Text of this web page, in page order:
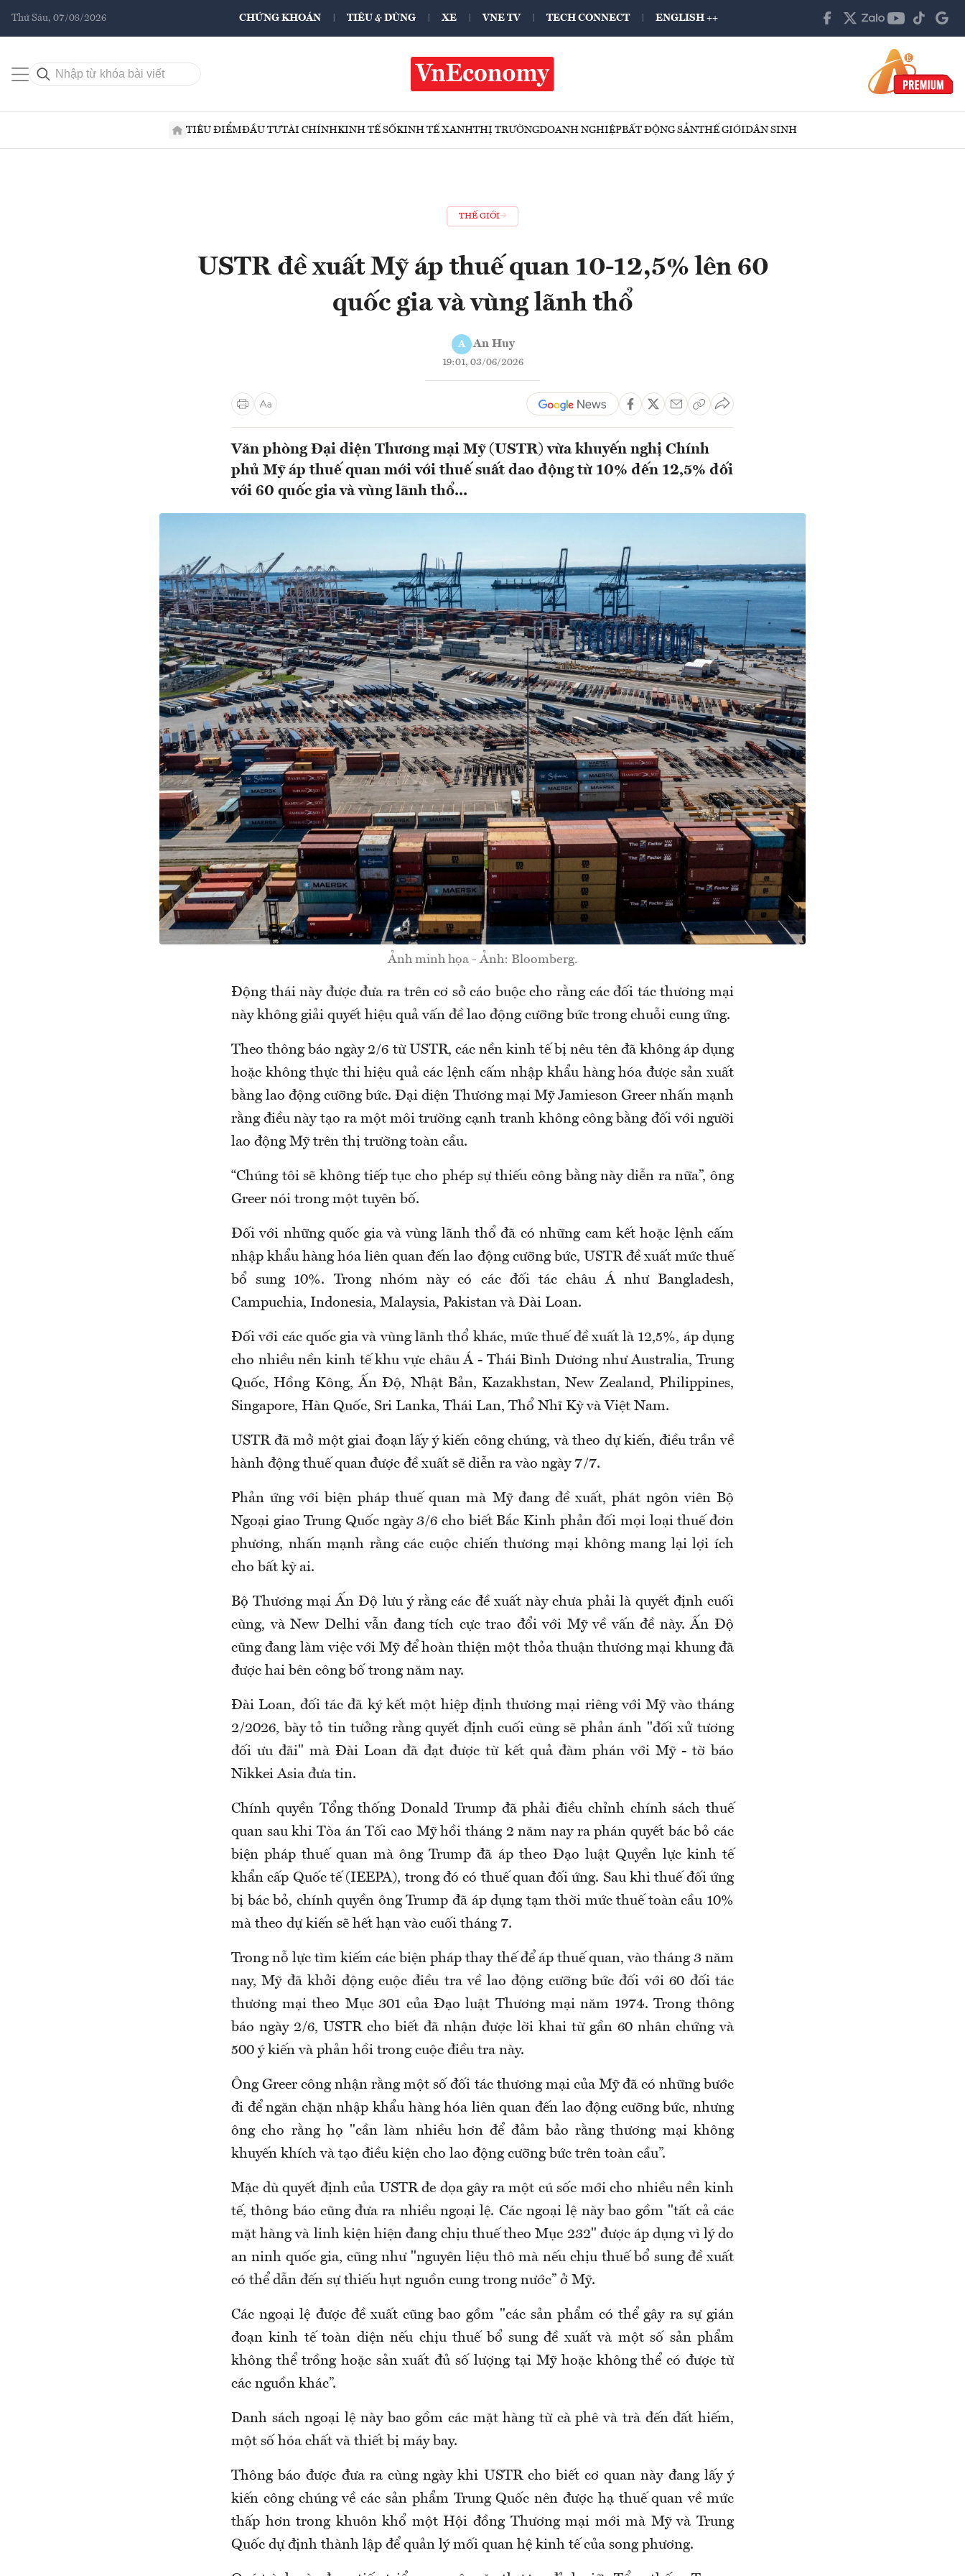
Thứ Sáu, 07/08/2026 CHỨNG KHOÁN TIÊU & DÙNG XE VNE TV TECH CONNECT ENGLISH ++
TIÊU ĐIỂMĐẦU TƯTÀI CHÍNHKINH TẾ SỐKINH TẾ XANHTHỊ TRƯỜNGDOANH NGHIỆPBẤT ĐỘNG SẢNTHẾ GIỚIDÂN SINH
THẾ GIỚI
USTR đề xuất Mỹ áp thuế quan 10-12,5% lên 60
quốc gia và vùng lãnh thổ
A An Huy
19:01, 03/06/2026
Văn phòng Đại diện Thương mại Mỹ (USTR) vừa khuyến nghị Chính
phủ Mỹ áp thuế quan mới với thuế suất dao động từ 10% đến 12,5% đối
với 60 quốc gia và vùng lãnh thổ...
Ảnh minh họa - Ảnh: Bloomberg.
Động thái này được đưa ra trên cơ sở cáo buộc cho rằng các đối tác thương mại
này không giải quyết hiệu quả vấn đề lao động cưỡng bức trong chuỗi cung ứng.
Theo thông báo ngày 2/6 từ USTR, các nền kinh tế bị nêu tên đã không áp dụng
hoặc không thực thi hiệu quả các lệnh cấm nhập khẩu hàng hóa được sản xuất
bằng lao động cưỡng bức. Đại diện Thương mại Mỹ Jamieson Greer nhấn mạnh
rằng điều này tạo ra một môi trường cạnh tranh không công bằng đối với người
lao động Mỹ trên thị trường toàn cầu.
“Chúng tôi sẽ không tiếp tục cho phép sự thiếu công bằng này diễn ra nữa”, ông
Greer nói trong một tuyên bố.
Đối với những quốc gia và vùng lãnh thổ đã có những cam kết hoặc lệnh cấm
nhập khẩu hàng hóa liên quan đến lao động cưỡng bức, USTR đề xuất mức thuế
bổ sung 10%. Trong nhóm này có các đối tác châu Á như Bangladesh,
Campuchia, Indonesia, Malaysia, Pakistan và Đài Loan.
Đối với các quốc gia và vùng lãnh thổ khác, mức thuế đề xuất là 12,5%, áp dụng
cho nhiều nền kinh tế khu vực châu Á - Thái Bình Dương như Australia, Trung
Quốc, Hồng Kông, Ấn Độ, Nhật Bản, Kazakhstan, New Zealand, Philippines,
Singapore, Hàn Quốc, Sri Lanka, Thái Lan, Thổ Nhĩ Kỳ và Việt Nam.
USTR đã mở một giai đoạn lấy ý kiến công chúng, và theo dự kiến, điều trần về
hành động thuế quan được đề xuất sẽ diễn ra vào ngày 7/7.
Phản ứng với biện pháp thuế quan mà Mỹ đang đề xuất, phát ngôn viên Bộ
Ngoại giao Trung Quốc ngày 3/6 cho biết Bắc Kinh phản đối mọi loại thuế đơn
phương, nhấn mạnh rằng các cuộc chiến thương mại không mang lại lợi ích
cho bất kỳ ai.
Bộ Thương mại Ấn Độ lưu ý rằng các đề xuất này chưa phải là quyết định cuối
cùng, và New Delhi vẫn đang tích cực trao đổi với Mỹ về vấn đề này. Ấn Độ
cũng đang làm việc với Mỹ để hoàn thiện một thỏa thuận thương mại khung đã
được hai bên công bố trong năm nay.
Đài Loan, đối tác đã ký kết một hiệp định thương mại riêng với Mỹ vào tháng
2/2026, bày tỏ tin tưởng rằng quyết định cuối cùng sẽ phản ánh "đối xử tương
đối ưu đãi" mà Đài Loan đã đạt được từ kết quả đàm phán với Mỹ - tờ báo
Nikkei Asia đưa tin.
Chính quyền Tổng thống Donald Trump đã phải điều chỉnh chính sách thuế
quan sau khi Tòa án Tối cao Mỹ hồi tháng 2 năm nay ra phán quyết bác bỏ các
biện pháp thuế quan mà ông Trump đã áp theo Đạo luật Quyền lực kinh tế
khẩn cấp Quốc tế (IEEPA), trong đó có thuế quan đối ứng. Sau khi thuế đối ứng
bị bác bỏ, chính quyền ông Trump đã áp dụng tạm thời mức thuế toàn cầu 10%
mà theo dự kiến sẽ hết hạn vào cuối tháng 7.
Trong nỗ lực tìm kiếm các biện pháp thay thế để áp thuế quan, vào tháng 3 năm
nay, Mỹ đã khởi động cuộc điều tra về lao động cưỡng bức đối với 60 đối tác
thương mại theo Mục 301 của Đạo luật Thương mại năm 1974. Trong thông
báo ngày 2/6, USTR cho biết đã nhận được lời khai từ gần 60 nhân chứng và
500 ý kiến và phản hồi trong cuộc điều tra này.
Ông Greer công nhận rằng một số đối tác thương mại của Mỹ đã có những bước
đi để ngăn chặn nhập khẩu hàng hóa liên quan đến lao động cưỡng bức, nhưng
ông cho rằng họ "cần làm nhiều hơn để đảm bảo rằng thương mại không
khuyến khích và tạo điều kiện cho lao động cưỡng bức trên toàn cầu”.
Mặc dù quyết định của USTR đe dọa gây ra một cú sốc mới cho nhiều nền kinh
tế, thông báo cũng đưa ra nhiều ngoại lệ. Các ngoại lệ này bao gồm "tất cả các
mặt hàng và linh kiện hiện đang chịu thuế theo Mục 232" được áp dụng vì lý do
an ninh quốc gia, cũng như "nguyên liệu thô mà nếu chịu thuế bổ sung đề xuất
có thể dẫn đến sự thiếu hụt nguồn cung trong nước” ở Mỹ.
Các ngoại lệ được đề xuất cũng bao gồm "các sản phẩm có thể gây ra sự gián
đoạn kinh tế toàn diện nếu chịu thuế bổ sung đề xuất và một số sản phẩm
không thể trồng hoặc sản xuất đủ số lượng tại Mỹ hoặc không thể có được từ
các nguồn khác”.
Danh sách ngoại lệ này bao gồm các mặt hàng từ cà phê và trà đến đất hiếm,
một số hóa chất và thiết bị máy bay.
Thông báo được đưa ra cùng ngày khi USTR cho biết cơ quan này đang lấy ý
kiến công chúng về các sản phẩm Trung Quốc nên được hạ thuế quan về mức
thấp hơn trong khuôn khổ một Hội đồng Thương mại mới mà Mỹ và Trung
Quốc dự định thành lập để quản lý mối quan hệ kinh tế của song phương.